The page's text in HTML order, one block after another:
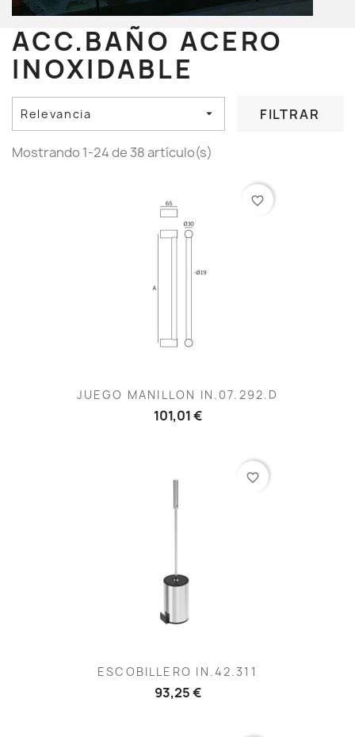
ACC.BAÑO ACERO
INOXIDABLE
Relevancia  FILTRAR
Mostrando 1-24 de 38 artículo(s)
JUEGO MANILLON IN.07.292.D
101,01 €
favorite_border
ESCOBILLERO IN.42.311
93,25 €
favorite_border